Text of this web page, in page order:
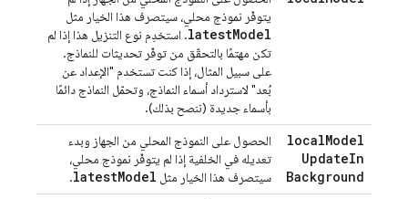
يتوفّر نموذج محلي، سيتصرف هذا الخيار مثل
latestModel
. استخدِم نوع التنزيل هذا إذا لم
تكن مهتمًا بالتحقّق من توفّر تحديثات للنماذج.
على سبيل المثال، إذا كنت تستخدم "الإعداد عن
بُعد" لاسترداد أسماء النماذج، وتحمّل النماذج دائمًا
بأسماء جديدة (ننصح بذلك).
localModel
UpdateIn
Background
الحصول على النموذج المحلي من الجهاز وبدء
تعديله في الخلفية إذا لم يتوفّر نموذج محلي،
سيتصرف هذا الخيار مثل
latestModel
.